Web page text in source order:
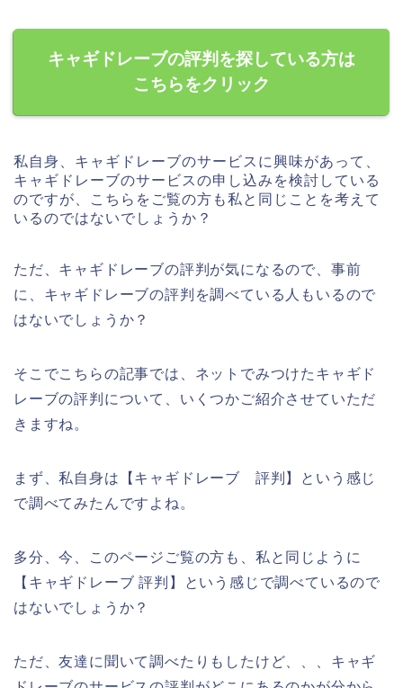
キャギドレーブの評判を探している方は
こちらをクリック
私自身、キャギドレーブのサービスに興味があって、
キャギドレーブのサービスの申し込みを検討している
のですが、こちらをご覧の方も私と同じことを考えて
いるのではないでしょうか？
ただ、キャギドレーブの評判が気になるので、事前
に、キャギドレーブの評判を調べている人もいるので
はないでしょうか？
そこでこちらの記事では、ネットでみつけたキャギド
レーブの評判について、いくつかご紹介させていただ
きますね。
まず、私自身は【キャギドレーブ 評判】という感じ
で調べてみたんですよね。
多分、今、このページご覧の方も、私と同じように
【キャギドレーブ 評判】という感じで調べているので
はないでしょうか？
ただ、友達に聞いて調べたりもしたけど、、、キャギ